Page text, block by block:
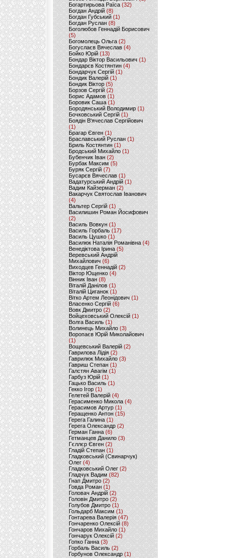
Богартирьова Раїса (32)
Богдан Андрій(8)
Богдан Губський (1)
Богдан Руслан(8)
Боголюбов Геннадій Борисович
(5)
Богомолець Ольга (2)
Богуслаєв Вячеслав (4)
Бойко Юрій (13)
Бондар Віктор Васильович (1)
Бондарєв Костянтин (4)
Бондарчук Сергій(1)
Бондик Валерій (1)
Бондик Віктор(5)
Борзов Сергiй (2)
Борис Адамов(1)
Боровик Саша (1)
Бородянський Володимир (1)
Бочковський Сергій (1)
Боядін В'ячеслав Сергійович
(1)
Брагар Євген (1)
Браславський Руслан (1)
Бриль Костянтин (1)
Бродський Михайло (1)
Бубенчик Іван(2)
Бурбак Максим (5)
Буряк Сергій (7)
Бусарєв Вячеслав (1)
Вадатурський Андрій (1)
Вадим Кайзерман (2)
Вакарчук Святослав Іванович
(4)
Вальтер Сергій (1)
Василишин Роман Йосифович
(2)
Василь Вовкун (1)
Василь Горбаль (17)
Василь Цушко (1)
Василюк Наталія Романівна (4)
Венедіктова Ірина(5)
Веревський Андрій
Михайлович (6)
Виходцев Геннадій (2)
Віктор Ющенко (4)
Вінник Іван (8)
Віталій Данілов (1)
Віталій Циганок (1)
Вітко Артем Леонідович(1)
Власенко Сергій (6)
Вовк Дмитро(2)
Войцеховський Олексій(1)
Волга Василь (1)
Волинець Михайло (3)
Воропаєв Юрій Миколайович
(1)
Вощевський Валерій(2)
Гаврилова Лідія (2)
Гаврилюк Михайло (3)
Гавриш Степан (1)
Галстян Авагім (1)
Гарбуз Юрій (1)
Гацько Василь (1)
Гекко Ігор(1)
Гелетей Валерій (4)
Герасименко Микола (4)
Герасимов Артур (1)
Геращенко Антон(15)
Герега Галина (1)
Герега Олександр (2)
Герман Ганна (6)
Гетманцев Данило (3)
Гєллєр Євген (2)
Гладій Степан(1)
Гладковський (Свинарчук)
Олег (4)
Гладковський Олег (2)
Гладчук Вадим (82)
Гнап Дмитро (2)
Говда Роман(1)
Головач Андрій (2)
Головін Дмитро (2)
Голубов Дмитро (1)
Гольдарб Максим(1)
Гонтарева Валерія (47)
Гончаренко Олексій(8)
Гончаров Михайло (1)
Гончарук Олексій (2)
Гопко Ганна (3)
Горбаль Василь (2)
Горбунов Олександр (1)